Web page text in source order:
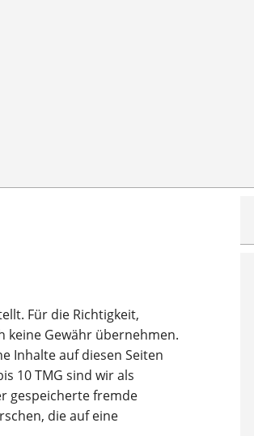
Für die Richtigkeit,
keine Gewähr übernehmen.
Inhalte auf diesen Seiten
10 TMG sind wir als
gespeicherte fremde
die auf eine